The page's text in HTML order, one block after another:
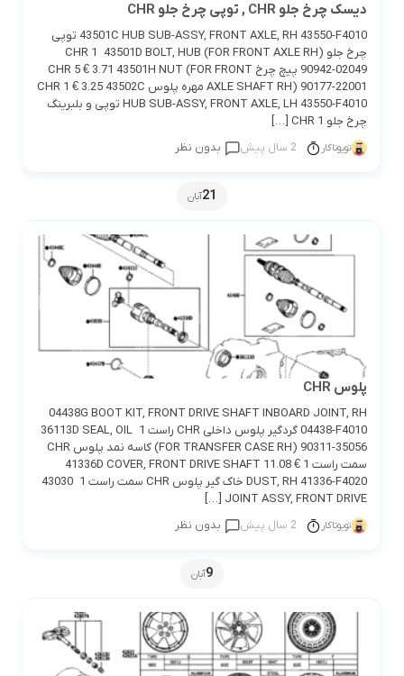
دیسک چرخ جلو CHR , توپی چرخ جلو CHR
43501C HUB SUB-ASSY, FRONT AXLE, RH 43550-F4010 توپی
چرخ جلو CHR 1 43501D BOLT, HUB (FOR FRONT AXLE RH)
90942-02049 پیچ چرخ CHR 5 € 3.71 43501H NUT (FOR FRONT
AXLE SHAFT RH) 90177-22001 مهره پلوس CHR 1 € 3.25 43502C
HUB SUB-ASSY, FRONT AXLE, LH 43550-F4010 توپی و بلبرینگ
چرخ جلو CHR 1 […]
تویوتاکار 2 سال پیش بدون نظر
21آبان
پلوس CHR
04438G BOOT KIT, FRONT DRIVE SHAFT INBOARD JOINT, RH
04438-F4010 گردگیر پلوس داخلی CHR راست 1 36113D SEAL, OIL
(FOR TRANSFER CASE RH) 90311-35056 کاسه نمد پلوس CHR
سمت راست 1 € 11.08 41336D COVER, FRONT DRIVE SHAFT
DUST, RH 41336-F4020 خاک گیر پلوس CHR سمت راست 1 43030
JOINT ASSY, FRONT DRIVE […]
تویوتاکار 2 سال پیش بدون نظر
9آبان